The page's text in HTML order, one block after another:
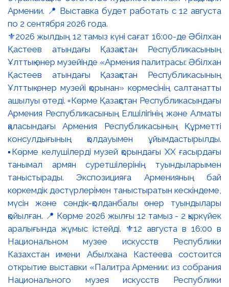
⚜️2026 жылдың 12 тамыз күні сағат 16:00-де Әбілхан
Қастеев атындағы Қазақстан Республикасының
Ұлттық өнер музейінде «Армения палитрасы: Әбілхан
Қастеев атындағы Қазақстан Республикасының
Ұлттық өнер музейі қорынан» көрмесінің салтанатты
ашылуы өтеді. ▫️Көрме Қазақстан Республикасындағы
Армения Республикасының Елшілігінің және Алматы
қаласындағы Армения Республикасының Құрметті
консулдығының қолдауымен ұйымдастырылды.
▪️Көрме келушілерді музей қорындағы ХХ ғасырдағы
танымал армян суретшілерінің туындыларымен
таныстырады. Экспозицияға Арменияның бай
көркемдік дәстүрлерімен таныстыратын кескіндеме,
мүсін және сәндік-қолданбалы өнер туындылары
қойылған. 📍 Көрме 2026 жылғы 12 тамыз - 2 қыркүйек
аралығында жұмыс істейді. ⚜️12 августа в 16:00 в
Национальном музее искусств Республики
Казахстан имени Абылхана Кастеева состоится
открытие выставки «Палитра Армении: из собрания
Национального музея искусств Республики